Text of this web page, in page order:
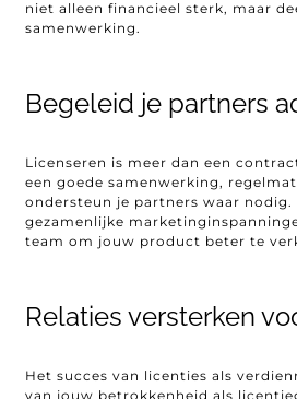
niet alleen financieel sterk, maar
samenwerking.
Begeleid je partners
Licenseren is meer dan een
een goede samenwerking,
ondersteun je partners waar nodig.
gezamenlijke
team om jouw product beter te
Relaties versterken
Het succes van licenties als
van jouw betrokkenheid als